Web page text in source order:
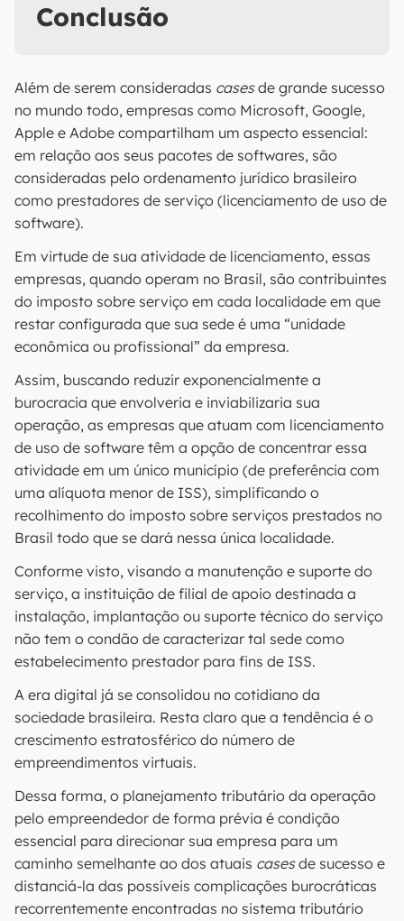
Conclusão
Além de serem consideradas casesde grande sucesso
no mundo todo, empresas como Microsoft, Google,
Apple e Adobe compartilham um aspecto essencial:
em relação aos seus pacotes de softwares, são
consideradas pelo ordenamento jurídico brasileiro
como prestadores de serviço (licenciamento de uso de
software).
Em virtude de sua atividade de licenciamento, essas
empresas, quando operam no Brasil, são contribuintes
do imposto sobre serviço em cada localidade em que
restar configurada que sua sede é uma “unidade
econômica ou profissional” da empresa.
Assim, buscando reduzir exponencialmente a
burocracia que envolveria e inviabilizaria sua
operação, as empresas que atuam com licenciamento
de uso de software têm a opção de concentrar essa
atividade em um único município (de preferência com
uma alíquota menor de ISS), simplificando o
recolhimento do imposto sobre serviços prestados no
Brasil todo que se dará nessa única localidade.
Conforme visto, visando a manutenção e suporte do
serviço, a instituição de filial de apoio destinada a
instalação, implantação ou suporte técnico do serviço
não tem o condão de caracterizar tal sede como
estabelecimento prestador para fins de ISS.
A era digital já se consolidou no cotidiano da
sociedade brasileira. Resta claro que a tendência é o
crescimento estratosférico do número de
empreendimentos virtuais.
Dessa forma, o planejamento tributário da operação
pelo empreendedor de forma prévia é condição
essencial para direcionar sua empresa para um
caminho semelhante ao dos atuais casesde sucesso e
distanciá-la das possíveis complicações burocráticas
recorrentemente encontradas no sistema tributário